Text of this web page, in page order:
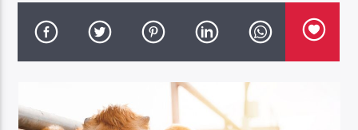
DK NET Radio.co